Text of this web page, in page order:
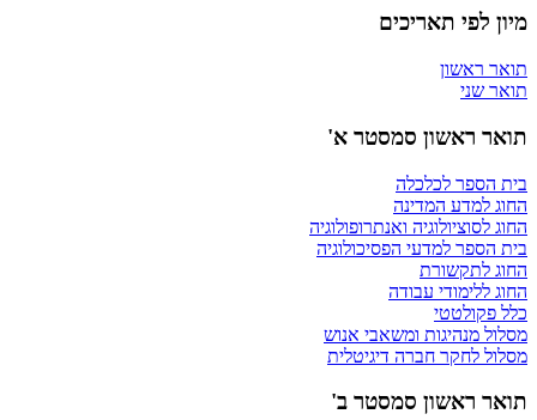
מיון לפי תאריכים
תואר ראשון
תואר שני
תואר ראשון סמסטר א'
בית הספר לכלכלה
החוג למדע המדינה
החוג לסוציולוגיה ואנתרופולוגיה
בית הספר למדעי הפסיכולוגיה
החוג לתקשורת
החוג ללימודי עבודה
כלל פקולטטי
מסלול מנהיגות ומשאבי אנוש
מסלול לחקר חברה דיגיטלית
תואר ראשון סמסטר ב'